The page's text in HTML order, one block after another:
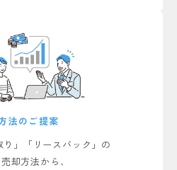
建 ご成約しました
土地 ご成約しました
法のご提案
り」「リースバック」の
却方法から、